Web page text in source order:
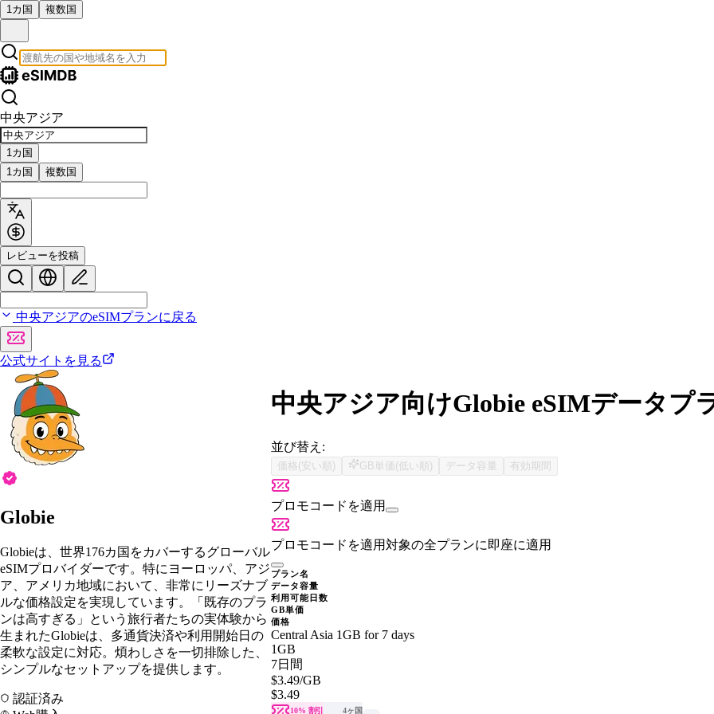
1カ国 複数国
中央アジア
1カ国
1カ国
複数国
レビューを投稿
中央アジアのeSIMプランに戻る
公式サイトを見る
Globie
Globieは、世界176カ国をカバーするグローバル
eSIMプロバイダーです。特にヨーロッパ、アジ
ア、アメリカ地域において、非常にリーズナブ
ルな価格設定を実現しています。「既存のプラ
ンは高すぎる」という旅行者たちの実体験から
生まれたGlobieは、多通貨決済や利用開始日の
柔軟な設定に対応。煩わしさを一切排除した、
シンプルなセットアップを提供します。
認証済み
中央アジア向けGlobie eSIMデータプ
並び替え:
価格(安い順) GB単価(低い順) データ容量 有効期間
プロモコードを適用
プロモコードを適用対象の全プランに即座に適用
プラン名
データ容量
利用可能日数
GB単価
価格
Central Asia 1GB for 7 days
1GB
7日間
$3.49/GB
$3.49
10% 割引
4ヶ国